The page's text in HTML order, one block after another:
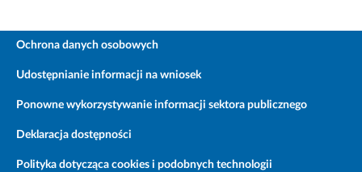
Ochrona danych osobowych
Udostępnianie informacji na wniosek
Ponowne wykorzystywanie informacji sektora publicznego
Deklaracja dostępności
Polityka dotycząca cookies i podobnych technologii